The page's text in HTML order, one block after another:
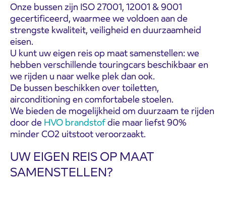
Onze bussen zijn ISO 27001, 12001 & 9001
gecertificeerd, waarmee we voldoen aan de
strengste kwaliteit, veiligheid en duurzaamheid
eisen.
U kunt uw eigen reis op maat samenstellen: we
hebben verschillende touringcars beschikbaar en
we rijden u naar welke plek dan ook.
De bussen beschikken over toiletten,
airconditioning en comfortabele stoelen.
We bieden de mogelijkheid om duurzaam te rijden
door de HVO brandstofdie maar liefst 90%
minder CO2 uitstoot veroorzaakt.
UW EIGEN REIS OP MAAT
SAMENSTELLEN?